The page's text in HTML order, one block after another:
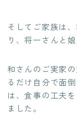
そしてご家族は
り、将一さんと
和さんのご実家
るだけ自分で面
は、食事の工夫
ました。